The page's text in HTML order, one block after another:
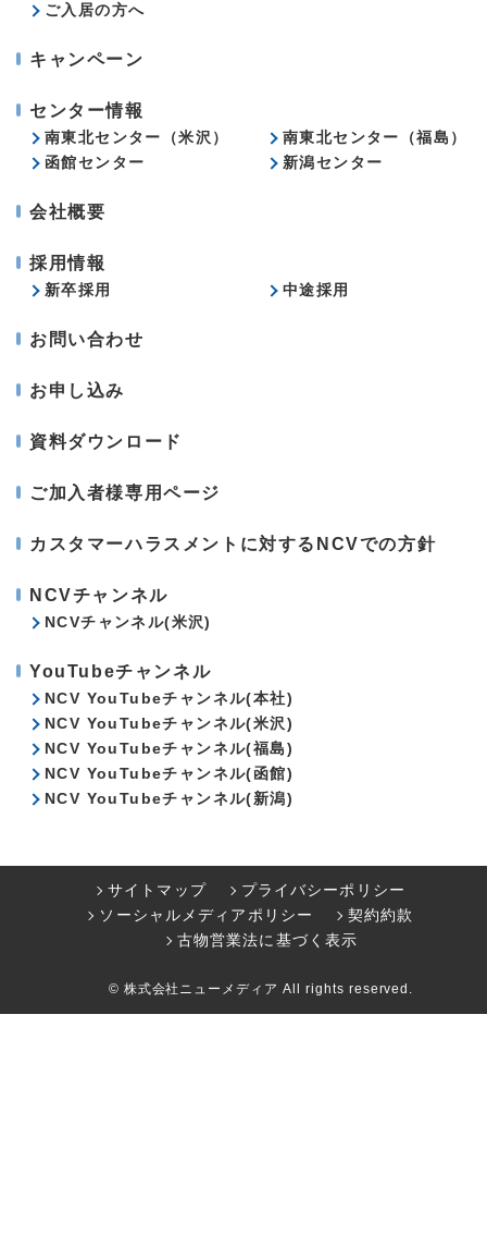
ご入居の方へ
キャンペーン
センター情報
南東北センター（米沢）
南東北センター（福島）
函館センター
新潟センター
会社概要
採用情報
新卒採用 中途採用
お問い合わせ
お申し込み
資料ダウンロード
ご加入者様専用ページ
カスタマーハラスメントに対するNCVでの方針
NCVチャンネル
NCVチャンネル(米沢)
YouTubeチャンネル
NCV YouTubeチャンネル(本社)
NCV YouTubeチャンネル(米沢)
NCV YouTubeチャンネル(福島)
NCV YouTubeチャンネル(函館)
NCV YouTubeチャンネル(新潟)
サイトマップ
プライバシーポリシー
ソーシャルメディアポリシー
契約約款
古物営業法に基づく表示
© 株式会社ニューメディア All rights reserved.